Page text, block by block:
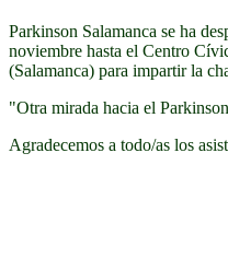
Parkinson Salamanca se ha
noviembre hasta el Centro
(Salamanca) para impartir la
"Otra mirada hacia el
Agradecemos a todo/as los